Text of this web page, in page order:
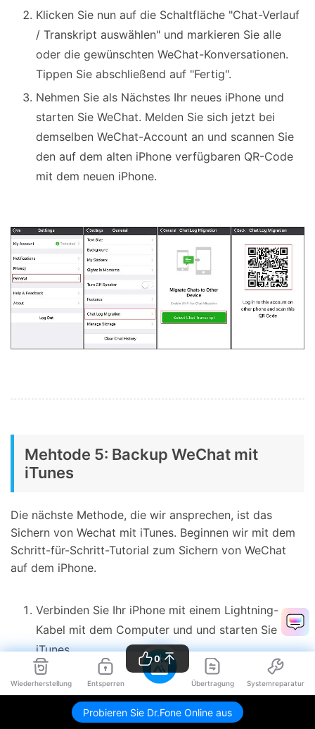
Wiederherstellung Entsperren Übertragung Systemreparatur
Probieren Sie Dr.Fone Online aus
Klicken Sie nun auf die Schaltfläche "Chat-Verlauf
/ Transkript auswählen" und markieren Sie alle
oder die gewünschten WeChat-Konversationen.
Tippen Sie abschließend auf "Fertig".
Nehmen Sie als Nächstes Ihr neues iPhone und
starten Sie WeChat. Melden Sie sich jetzt bei
demselben WeChat-Account an und scannen Sie
den auf dem alten iPhone verfügbaren QR-Code
mit dem neuen iPhone.
Mehtode 5: Backup WeChat mit
iTunes
Die nächste Methode, die wir ansprechen, ist das
Sichern von Wechat mit iTunes. Beginnen wir mit dem
Schritt-für-Schritt-Tutorial zum Sichern von WeChat
auf dem iPhone.
Verbinden Sie Ihr iPhone mit einem Lightning-
Kabel mit dem Computer und und starten Sie
iTunes.
Gehen Sie zur Registerkarte "Übersicht" und
stellen Sie sicher, dass "Dieser Computer"
ausgewählt ist und im Abschnitt "Backups"
0